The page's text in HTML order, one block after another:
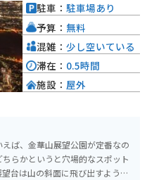
ば、金華山展望公園が定番なの
らかというと穴場的なスポット
台は山の斜面に飛び出すように
駐車： 駐車場あり
予算： 無料
混雑： 少し空いている
滞在： 0.5時間
施設： 屋外